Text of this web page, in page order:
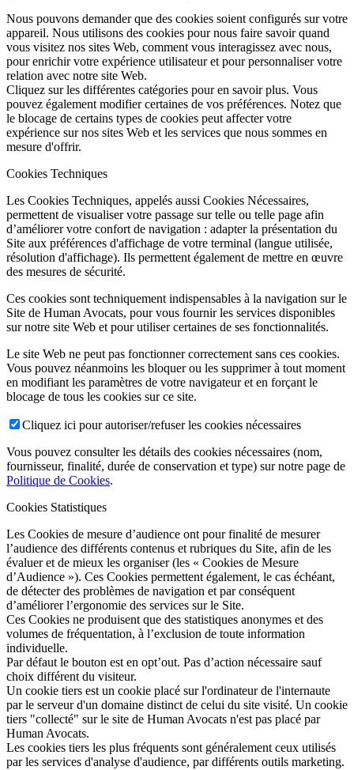
Nous pouvons demander que des cookies soient configurés sur votre
appareil. Nous utilisons des cookies pour nous faire savoir quand
vous visitez nos sites Web, comment vous interagissez avec nous,
pour enrichir votre expérience utilisateur et pour personnaliser votre
relation avec notre site Web.
Cliquez sur les différentes catégories pour en savoir plus. Vous
pouvez également modifier certaines de vos préférences. Notez que
le blocage de certains types de cookies peut affecter votre
expérience sur nos sites Web et les services que nous sommes en
mesure d'offrir.
Cookies Techniques
Les Cookies Techniques, appelés aussi Cookies Nécessaires,
permettent de visualiser votre passage sur telle ou telle page afin
d’améliorer votre confort de navigation : adapter la présentation du
Site aux préférences d'affichage de votre terminal (langue utilisée,
résolution d'affichage). Ils permettent également de mettre en œuvre
des mesures de sécurité.
Ces cookies sont techniquement indispensables à la navigation sur le
Site de Human Avocats, pour vous fournir les services disponibles
sur notre site Web et pour utiliser certaines de ses fonctionnalités.
Le site Web ne peut pas fonctionner correctement sans ces cookies.
Vous pouvez néanmoins les bloquer ou les supprimer à tout moment
en modifiant les paramètres de votre navigateur et en forçant le
blocage de tous les cookies sur ce site.
Cliquez ici pour autoriser/refuser les cookies nécessaires
Vous pouvez consulter les détails des cookies nécessaires (nom,
fournisseur, finalité, durée de conservation et type) sur notre page de
Politique de Cookies.
Cookies Statistiques
Les Cookies de mesure d’audience ont pour finalité de mesurer
l’audience des différents contenus et rubriques du Site, afin de les
évaluer et de mieux les organiser (les « Cookies de Mesure
d’Audience »). Ces Cookies permettent également, le cas échéant,
de détecter des problèmes de navigation et par conséquent
d’améliorer l’ergonomie des services sur le Site.
Ces Cookies ne produisent que des statistiques anonymes et des
volumes de fréquentation, à l’exclusion de toute information
individuelle.
Par défaut le bouton est en opt’out. Pas d’action nécessaire sauf
choix différent du visiteur.
Un cookie tiers est un cookie placé sur l'ordinateur de l'internaute
par le serveur d'un domaine distinct de celui du site visité. Un cookie
tiers "collecté" sur le site de Human Avocats n'est pas placé par
Human Avocats.
Les cookies tiers les plus fréquents sont généralement ceux utilisés
par les services d'analyse d'audience, par différents outils marketing.